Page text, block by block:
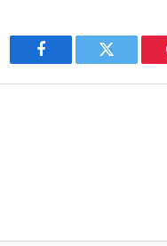
Facebook Twitter